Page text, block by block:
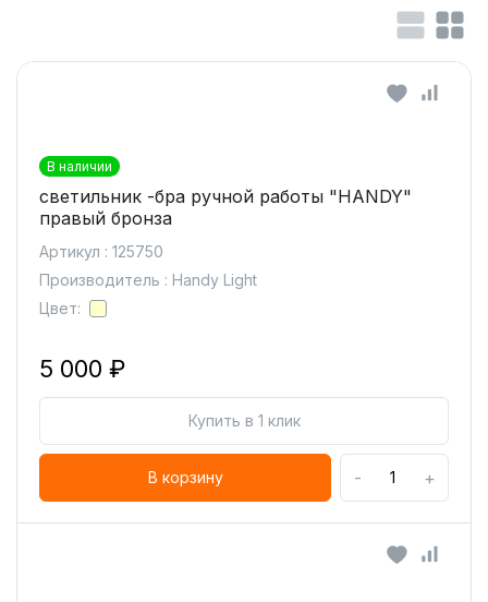
В наличии
светильник -бра ручной работы "HANDY"
правый бронза
Артикул : 125750
Производитель : Handy Light
Цвет:
5 000 ₽
Купить в 1 клик
В корзину - +